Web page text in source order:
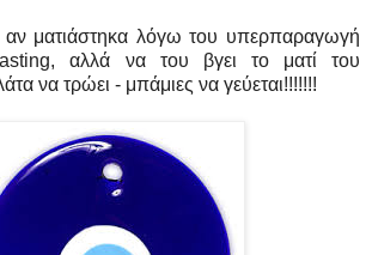
ματιάστηκα λόγω του υπερπαραγωγή
αλλά να του βγει το ματί του
να τρώει - μπάμιες να γεύεται!!!!!!!